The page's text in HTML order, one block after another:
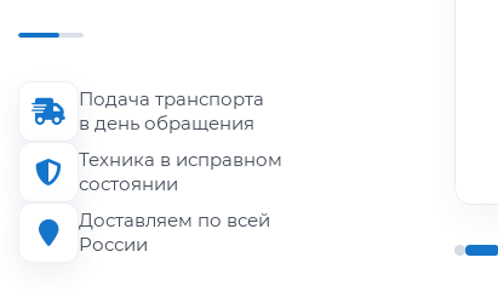
Подача транспорта
в день обращения
Техника в исправном
состоянии
Доставляем по всей
России
Грузоподъёмность
до 1.5 т